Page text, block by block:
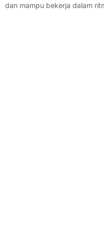
dan mampu bekerja dalam